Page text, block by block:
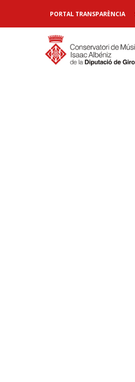
PORTAL TRANSPARÈNCIA